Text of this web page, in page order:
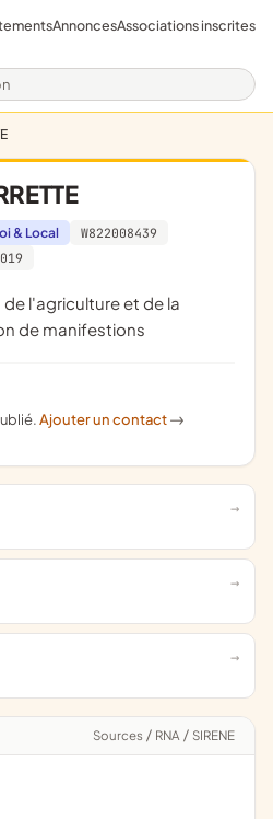
AnnoncesAssociations inscrites
& Local
W822008439
de manifestions
Ajouter un contact ->
Sources / RNA / SIRENE